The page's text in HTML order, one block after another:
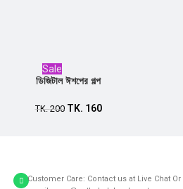
Sale
Add to cart
ডিজিটাল ঈশপের গল্প
TK.200 TK. 160
Customer Care: Contact us at Live Chat